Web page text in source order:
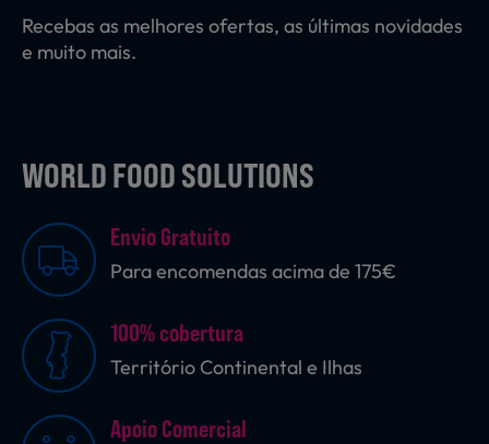
Nutrição Clínica
Sobremesas
Ração para Animais
Recebas as melhores ofertas, as últimas novidades
e muito mais.
WORLD FOOD SOLUTIONS
Envio Gratuito
Para encomendas acima de 175€
100% cobertura
Território Continental e Ilhas
Apoio Comercial